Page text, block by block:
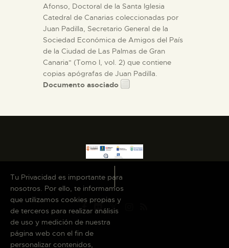
Afonso, Doctoral de la Santa Iglesia
Catedral de Canarias coleccionadas por
Juan Padilla, Secretario General de la
Sociedad Económica de Amigos del País
de la Ciudad de Las Palmas de Gran
Canaria" (Tomo I, vol. 2) que contiene
copias apógrafas de Juan Padilla.
Documento asociado
Tu Privacidad es importante para
nosotros. Por ello, te informamos
que utilizamos cookies propias y
de terceros para realizar análisis
de uso y medición de nuestra
página web con el fin de
personalizar contenidos,